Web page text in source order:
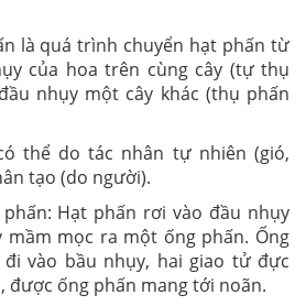
là quá trình chuyển hạt phấn từ
của hoa trên cùng cây (tự thụ
nhụy một cây khác (thụ phấn
thể do tác nhân tự nhiên (gió,
tạo (do người).
Hạt phấn rơi vào đầu nhụy
mầm mọc ra một ống phấn. Ống
vào bầu nhụy, hai giao tử đực
được ống phấn mang tới noãn.